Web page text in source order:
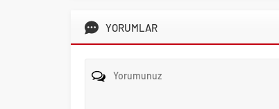
YORUMLAR